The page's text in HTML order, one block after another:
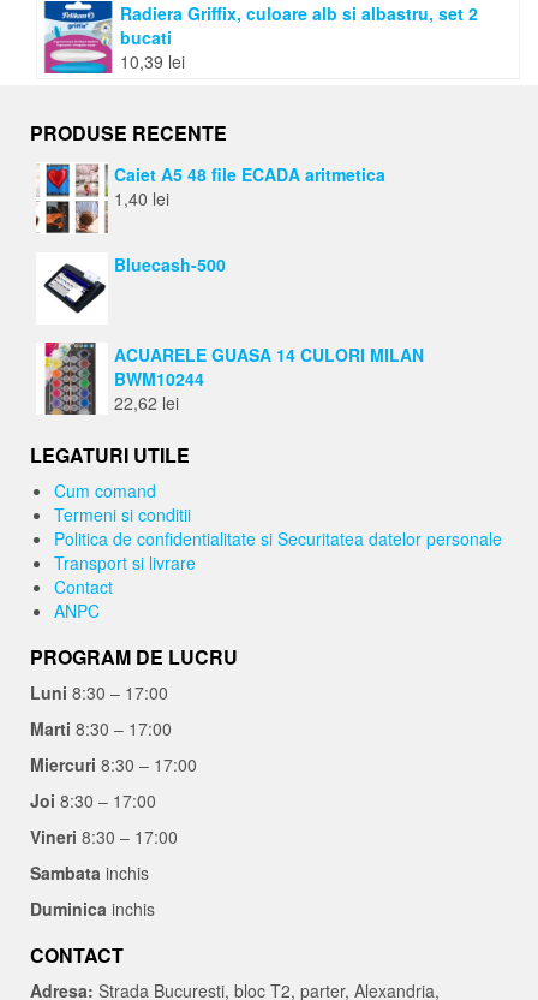
Radiera Griffix, culoare alb si albastru, set 2
bucati
10,39 lei
PRODUSE RECENTE
Caiet A5 48 file ECADA aritmetica
1,40 lei
Bluecash-500
ACUARELE GUASA 14 CULORI MILAN
BWM10244
22,62 lei
LEGATURI UTILE
Cum comand
Termeni si conditii
Politica de confidentialitate si Securitatea datelor personale
Transport si livrare
Contact
ANPC
PROGRAM DE LUCRU
Luni 8:30 – 17:00
Marti 8:30 – 17:00
Miercuri 8:30 – 17:00
Joi 8:30 – 17:00
Vineri 8:30 – 17:00
Sambata inchis
Duminica inchis
CONTACT
Adresa: Strada Bucuresti, bloc T2, parter, Alexandria,